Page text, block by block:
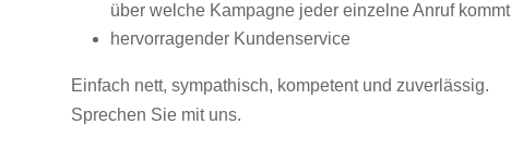
über welche Kampagne jeder einzelne Anruf kommt
hervorragender Kundenservice
Einfach nett, sympathisch, kompetent und zuverlässig.
Sprechen Sie mit uns.